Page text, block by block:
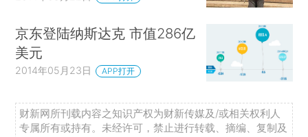
京东登陆纳斯达克 市值286亿
美元
2014年05月23日 APP打开
财新网所刊载内容之知识产权为财新传媒及/或相关权利人
专属所有或持有。未经许可，禁止进行转载、摘编、复制及